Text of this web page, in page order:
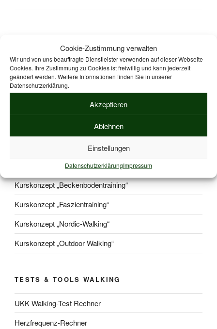
Cookie-Zustimmung verwalten
Wir und von uns beauftragte Dienstleister verwenden auf dieser Webseite
Cookies. Ihre Zustimmung zu Cookies ist freiwillig und kann jederzeit
geändert werden. Weitere Informationen finden Sie in unserer
Datenschutzerklärung.
Akzeptieren
Ablehnen
Einstellungen
DatenschutzerklärungImpressum
Suche
nach:
ZPP geprüfte Kurskonzepte zur Durchführung von
Kurskonzept „Beckenbodentraining“
Kurskonzept „Faszientraining“
Kurskonzept „Nordic-Walking“
Kurskonzept „Outdoor Walking“
TESTS & TOOLS WALKING
UKK Walking-Test Rechner
Herzfrequenz-Rechner